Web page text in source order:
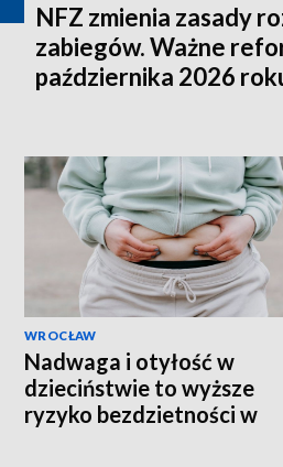
NFZ zmienia zasady
zabiegów. Ważne
października 2026
WROCŁAW
Nadwaga i otyłość w
dzieciństwie to wyższe
ryzyko bezdzietności w